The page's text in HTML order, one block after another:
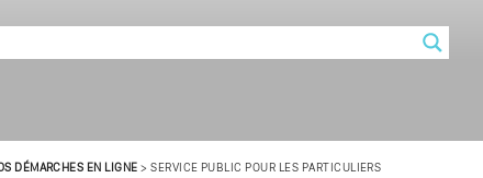
DÉMARCHES EN LIGNE >SERVICE PUBLIC POUR LES PARTICULIERS